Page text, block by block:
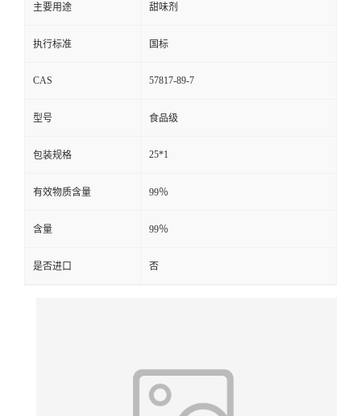
主要用途 甜味剂
执行标准 国标
CAS 57817-89-7
型号 食品级
包装规格 25*1
有效物质含量 99％
含量 99％
是否进口 否